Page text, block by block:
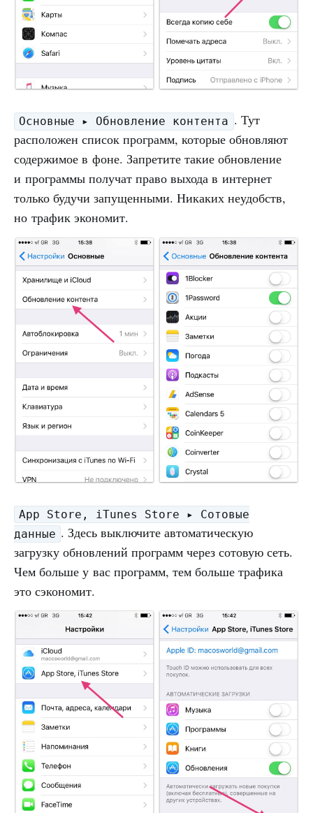
Основные ▸ Обновление контента . Тут
расположен список программ, которые обновляют
содержимое в фоне. Запретите такие обновление
и программы получат право выхода в интернет
только будучи запущенными. Никаких неудобств,
но трафик экономит.
App Store, iTunes Store ▸ Сотовые
данные . Здесь выключите автоматическую
загрузку обновлений программ через сотовую сеть.
Чем больше у вас программ, тем больше трафика
это сэкономит.